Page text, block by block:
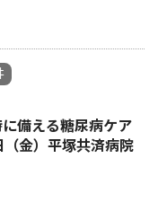
備える糖尿病ケア
金）平塚共済病院